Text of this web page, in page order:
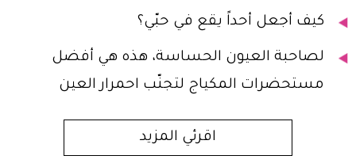
كيف أجعل أحداً يقع في حبّي؟
لصاحبة العيون الحساسة، هذه هي أفضل
مستحضرات المكياج لتجنّب احمرار العين
اقرئي المزيد